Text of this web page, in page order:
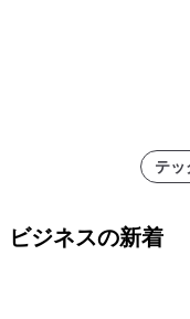
テッ
ビジネスの新着